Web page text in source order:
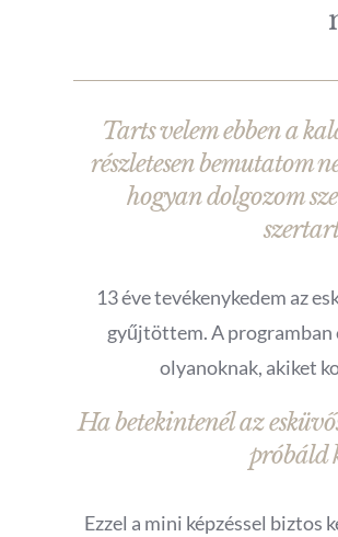
Tarts velem ebben a
részletesen bemutatom
hogyan dolgozom
13 éve tevékenykedem az
gyűjtöttem. A programban
olyanoknak, akiket
Ha betekintenél az
próbáld
Ezzel a mini képzéssel biztos